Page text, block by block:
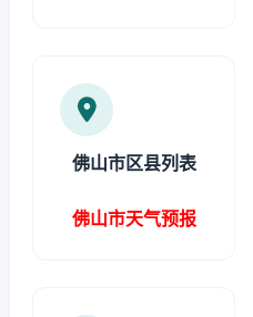
佛山市区县列表
佛山市天气预报